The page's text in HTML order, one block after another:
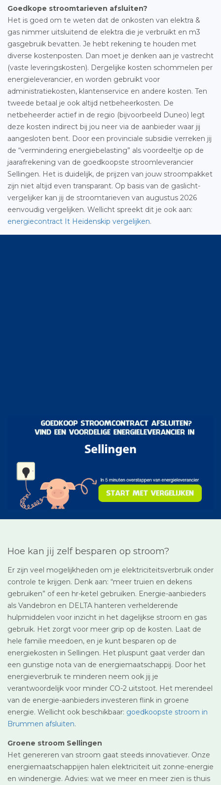
Goedkope stroomtarieven afsluiten?
Het is goed om te weten dat de onkosten van elektra &
gas nimmer uitsluitend de elektra die je verbruikt en m3
gasgebruik bevatten. Je hebt rekening te houden met
diverse kostenposten. Dan moet je denken aan je vastrecht
(vaste leveringskosten). Dergelijke kosten schommelen per
energieleverancier, en worden gebruikt voor
administratiekosten, klantenservice en andere kosten. Ten
tweede betaal je ook altijd netbeheerkosten. De
netbeheerder actief in de regio (bijvoorbeeld Duneo) legt
deze kosten indirect bij jou neer via de aanbieder waar jij
aangesloten bent. Door een provinciale subsidie verreken jij
de “vermindering energiebelasting” als voordeeltje op de
jaarafrekening van de goedkoopste stroomleverancier
Sellingen. Het is duidelijk, de prijzen van jouw stroompakket
zijn niet altijd even transparant. Op basis van de gaslicht-
vergelijker kan jij de stroomtarieven van augustus 2026
eenvoudig vergelijken. Wellicht spreekt dit je ook aan:
energiecontract It Heidenskip vergelijken.
Hoe kan jij zelf besparen op stroom?
Er zijn veel mogelijkheden om je elektriciteitsverbruik onder
controle te krijgen. Denk aan: “meer truien en dekens
gebruiken” of een hr-ketel gebruiken. Energie-aanbieders
als Vandebron en DELTA hanteren verhelderende
hulpmiddelen voor inzicht in het dagelijkse stroom en gas
gebruik. Het zorgt voor meer grip op de kosten. Laat de
hele familie meedoen, en je kunt besparen op de
energiekosten in Sellingen. Het pluspunt gaat verder dan
een gunstige nota van de energiemaatschappij. Door het
energieverbruik te minderen neem ook jij je
verantwoordelijk voor minder CO-2 uitstoot. Het merendeel
van de energie-aanbieders investeren flink in groene
energie. Wellicht ook beschikbaar: goedkoopste stroom in
Brummen afsluiten.
Groene stroom Sellingen
Het genereren van stroom gaat steeds innovatiever. Onze
energiemaatschappijen halen elektriciteit uit zonne-energie
en windenergie. Advies: wat we meer en meer zien is thuis